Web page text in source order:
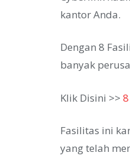
kantor Anda.
Dengan 8
banyak
Klik Disini >>
Fasilitas ini
yang telah